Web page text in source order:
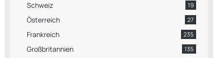
Schweiz 19
Österreich 27
Frankreich 235
Großbritannien 135